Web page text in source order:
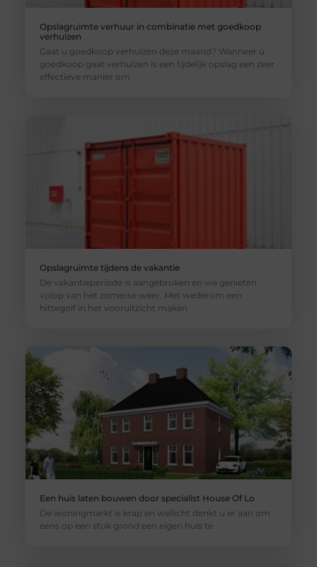
Opslagruimte verhuur in combinatie met goedkoop
verhuizen
Gaat u goedkoop verhuizen deze maand? Wanneer u
goedkoop gaat verhuizen is een tijdelijk opslag een zeer
effectieve manier om
Opslagruimte tijdens de vakantie
De vakantieperiode is aangebroken en we genieten
volop van het zomerse weer. Met wederom een
hittegolf in het vooruitzicht maken
Een huis laten bouwen door specialist House Of Lo
De woningmarkt is krap en wellicht denkt u er aan om
eens op een stuk grond een eigen huis te